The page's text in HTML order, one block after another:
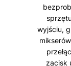
wyjściu,
zacisk